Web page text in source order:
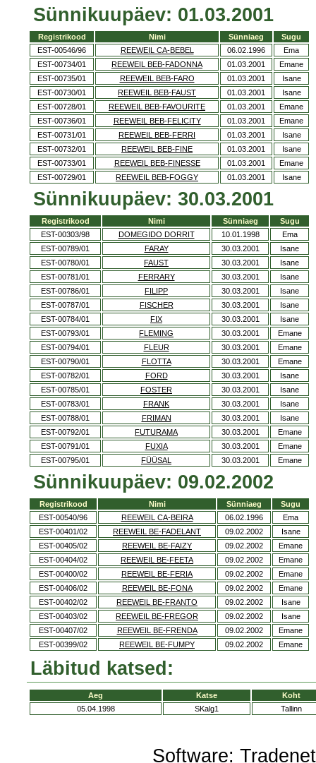
Sünnikuupäev: 01.03.2001
Registrikood Nimi Sünniaeg
Sugu
EST-00546/96
REEWEIL CA-BEBEL 06.02.1996
Ema
EST-00734/01
REEWEIL BEB-FADONNA 01.03.2001
Emane
EST-00735/01
REEWEIL BEB-FARO 01.03.2001
Isane
EST-00730/01
REEWEIL BEB-FAUST 01.03.2001
Isane
EST-00728/01
REEWEIL BEB-FAVOURITE 01.03.2001
Emane
EST-00736/01
REEWEIL BEB-FELICITY 01.03.2001
Emane
EST-00731/01
REEWEIL BEB-FERRI 01.03.2001
Isane
EST-00732/01
REEWEIL BEB-FINE 01.03.2001
Isane
EST-00733/01
REEWEIL BEB-FINESSE 01.03.2001
Emane
EST-00729/01
REEWEIL BEB-FOGGY 01.03.2001 Isane
Sünnikuupäev: 30.03.2001
Registrikood Nimi Sünniaeg
Sugu
EST-00303/98
DOMEGIDO DORRIT 10.01.1998
Ema
EST-00789/01
FARAY 30.03.2001
Isane
EST-00780/01
FAUST 30.03.2001
Isane
EST-00781/01
FERRARY 30.03.2001
Isane
EST-00786/01
FILIPP 30.03.2001
Isane
EST-00787/01
FISCHER 30.03.2001
Isane
EST-00784/01
FIX 30.03.2001
Isane
EST-00793/01
FLEMING 30.03.2001
Emane
EST-00794/01
FLEUR 30.03.2001
Emane
EST-00790/01
FLOTTA 30.03.2001
Emane
EST-00782/01
FORD 30.03.2001
Isane
EST-00785/01
FOSTER 30.03.2001
Isane
EST-00783/01
FRANK 30.03.2001
Isane
EST-00788/01
FRIMAN 30.03.2001
Isane
EST-00792/01
FUTURAMA 30.03.2001
Emane
EST-00791/01
FUXIA 30.03.2001
Emane
EST-00795/01
FÜÜSAL 30.03.2001 Emane
Sünnikuupäev: 09.02.2002
Registrikood Nimi Sünniaeg
Sugu
EST-00540/96
REEWEIL CA-BEIRA 06.02.1996
Ema
EST-00401/02
REEWEIL BE-FADELANT 09.02.2002
Isane
EST-00405/02
REEWEIL BE-FAIZY 09.02.2002
Emane
EST-00404/02
REEWEIL BE-FEETA 09.02.2002
Emane
EST-00400/02
REEWEIL BE-FERIA 09.02.2002
Emane
EST-00406/02
REEWEIL BE-FONA 09.02.2002
Emane
EST-00402/02
REEWEIL BE-FRANTO 09.02.2002
Isane
EST-00403/02
REEWEIL BE-FREGOR 09.02.2002
Isane
EST-00407/02
REEWEIL BE-FRENDA 09.02.2002
Emane
EST-00399/02
REEWEIL BE-FUMPY 09.02.2002 Emane
Läbitud katsed:
Aeg Katse
Koht
05.04.1998
SKalg1 Tallinn
Software: